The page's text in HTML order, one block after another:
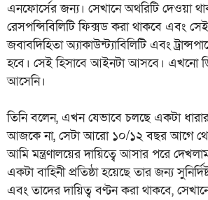
এনফোর্সের জন্য। সেখানে অথরিটি দেওয়া
রেসপন্সিবিলিটি ফিক্সড করা থাকবে এবং সেই
জবাবদিহিতা অ্যাকাউন্ট্যাবিলিটি এবং
হবে। সেই হিসাবে আইনটা আসবে। এখনো
আসেনি।
তিনি বলেন, এখন যেভাবে চলছে একটা
আজকে না, সেটা আরো ১০/১২ বছর আগে
আমি মন্ত্রণালয়ের দায়িত্বে আসার পরে
একটা বাহিনী প্রতিষ্ঠা হয়েছে তার জন্য
এবং তাদের দায়িত্ব বণ্টন করা থাকবে,